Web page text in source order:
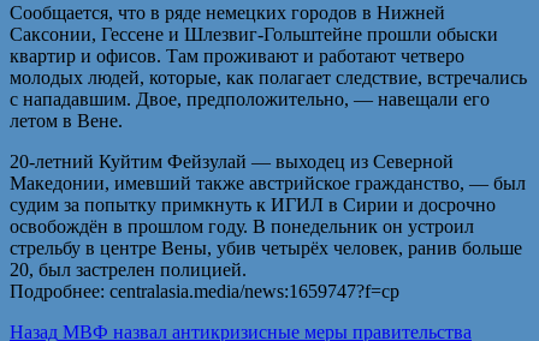
Сообщается, что в ряде немецких городов в Нижней
Саксонии, Гессене и Шлезвиг-Гольштейне прошли обыски
квартир и офисов. Там проживают и работают четверо
молодых людей, которые, как полагает следствие, встречались
с нападавшим. Двое, предположительно, — навещали его
летом в Вене.
20-летний Куйтим Фейзулай — выходец из Северной
Македонии, имевший также австрийское гражданство, — был
судим за попытку примкнуть к ИГИЛ в Сирии и досрочно
освобождён в прошлом году. В понедельник он устроил
стрельбу в центре Вены, убив четырёх человек, ранив больше
20, был застрелен полицией.
Подробнее: centralasia.media/news:1659747?f=cp
Назад Предыдущая
МВФ назвал антикризисные меры правительства